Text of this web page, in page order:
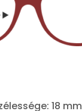
18 mm